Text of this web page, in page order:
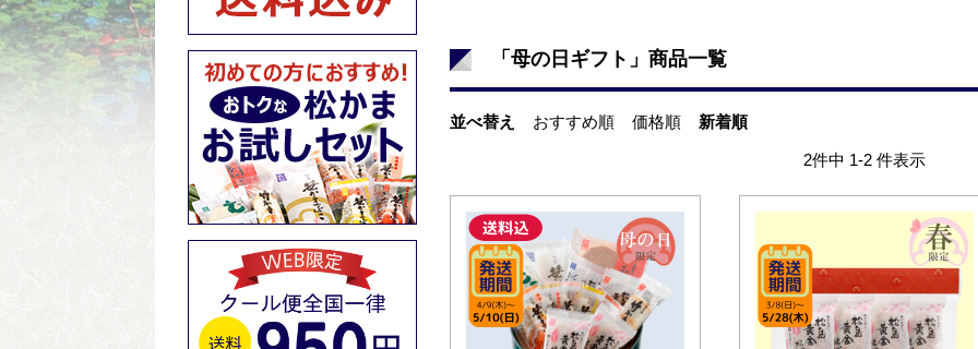
「母の日ギフト」商品一覧
並べ替え おすすめ順 価格順 新着順
2件中 1-2 件表示